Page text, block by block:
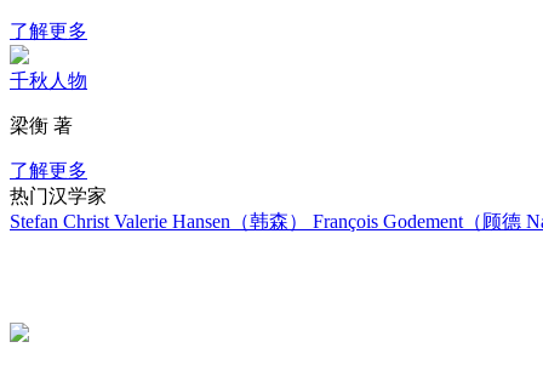
了解更多
千秋人物
梁衡 著
了解更多
热门汉学家
Stefan Christ Valerie Hansen（韩森） François Godement（顾德